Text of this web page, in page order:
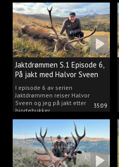
35:09
Jaktdrømmen S.1 Episode 6,
På jakt med Halvor Sveen
I episode 6 av serien
Jaktdrømmen reiser Halvor
Sveen og jeg på jakt etter
hjortebukker.